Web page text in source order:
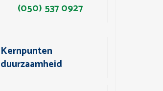
(050) 537 0927
Kernpunten
duurzaamheid